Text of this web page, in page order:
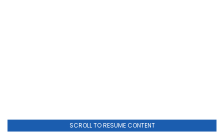
SCROLL TO RESUME CONTENT